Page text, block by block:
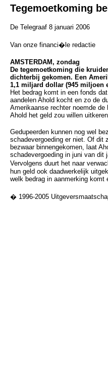
Tegemoetkoming
De Telegraaf 8 januari 2006
Van onze financi�le redactie
AMSTERDAM, zondag
De tegemoetkoming die
dichterbij gekomen. Een
1,1 miljard dollar (945 miljoen
Het bedrag komt in een fonds
aandelen Ahold kocht en zo de
Amerikaanse rechter noemde de
Ahold het geld zou willen
Gedupeerden kunnen nog wel
schadevergoeding er niet. Of dit
bezwaar binnengekomen, laat
schadevergoeding in juni van dit
Vervolgens duurt het naar
hun geld ook daadwerkelijk
welk bedrag in aanmerking komt
� 1996-2005